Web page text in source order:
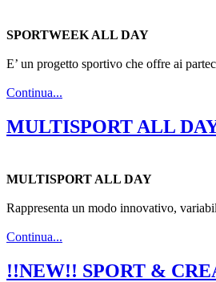
SPORTWEEK ALL DAY
E’ un progetto sportivo che offre ai
Continua...
MULTISPORT ALL
MULTISPORT ALL DAY
Rappresenta un modo innovativo,
Continua...
!!NEW!! SPORT &